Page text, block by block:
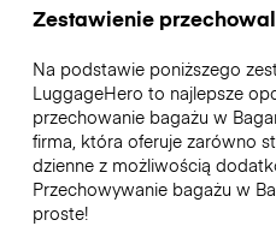
Zestawienie
Na podstawie poniższego
LuggageHero to najlepsze
przechowanie bagażu w
firma, która oferuje zarówno
dzienne z możliwością
Przechowywanie bagażu w
proste!